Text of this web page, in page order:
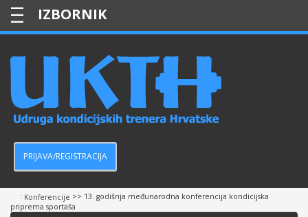
—
—
—
PRIJAVA/REGISTRACIJA
: Konferencije >> 13. godišnja međunarodna konferencija kondicijska
priprema sportaša